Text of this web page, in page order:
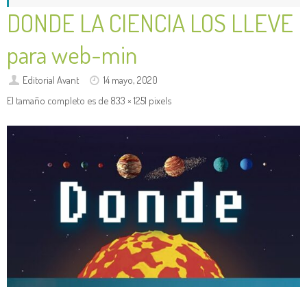
DONDE LA CIENCIA LOS LLEVE
para web-min
Editorial Avant
14 mayo, 2020
El tamaño completo es de 833 × 1251 pixels